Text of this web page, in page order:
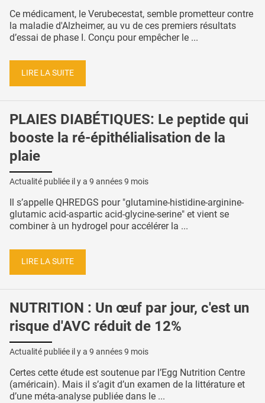
Ce médicament, le Verubecestat, semble prometteur contre
la maladie d'Alzheimer, au vu de ces premiers résultats
d’essai de phase I. Conçu pour empêcher le ...
LIRE LA SUITE
PLAIES DIABÉTIQUES: Le peptide qui
booste la ré-épithélialisation de la
plaie
Actualité publiée il y a 9 années 9 mois
Il s’appelle QHREDGS pour "glutamine-histidine-arginine-
glutamic acid-aspartic acid-glycine-serine" et vient se
combiner à un hydrogel pour accélérer la ...
LIRE LA SUITE
NUTRITION : Un œuf par jour, c'est un
risque d'AVC réduit de 12%
Actualité publiée il y a 9 années 9 mois
Certes cette étude est soutenue par l’Egg Nutrition Centre
(américain). Mais il s’agit d’un examen de la littérature et
d’une méta-analyse publiée dans le ...